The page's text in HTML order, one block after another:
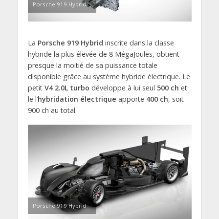
Porsche 919 Hybrid
La Porsche 919 Hybrid inscrite dans la classe
hybride la plus élevée de 8 MégaJoules, obtient
presque la moitié de sa puissance totale
disponible grâce au système hybride électrique. Le
petit V4 2.0L turbo développe à lui seul 500 ch et
le l’hybridation électrique apporte 400 ch, soit
900 ch au total.
Porsche 919 Hybrid